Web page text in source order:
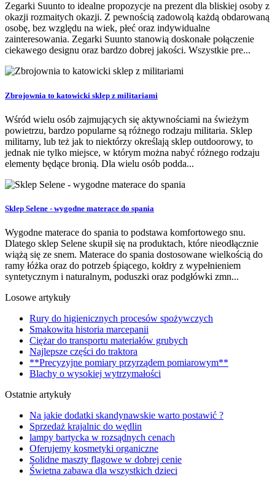
Zegarki Suunto to idealne propozycje na prezent dla bliskiej osoby z
okazji rozmaitych okazji. Z pewnością zadowolą każdą obdarowaną
osobę, bez względu na wiek, płeć oraz indywidualne
zainteresowania. Zegarki Suunto stanowią doskonałe połączenie
ciekawego designu oraz bardzo dobrej jakości. Wszystkie pre...
Zbrojownia to katowicki sklep z militariami
Wśród wielu osób zajmujących się aktywnościami na świeżym
powietrzu, bardzo popularne są różnego rodzaju militaria. Sklep
militarny, lub też jak to niektórzy określają sklep outdoorowy, to
jednak nie tylko miejsce, w którym można nabyć różnego rodzaju
elementy będące bronią. Dla wielu osób podda...
Sklep Selene - wygodne materace do spania
Wygodne materace do spania to podstawa komfortowego snu.
Dlatego sklep Selene skupił się na produktach, które nieodłącznie
wiążą się ze snem. Materace do spania dostosowane wielkością do
ramy łóżka oraz do potrzeb śpiącego, kołdry z wypełnieniem
syntetycznym i naturalnym, poduszki oraz podgłówki zmn...
Losowe artykuły
Rury do higienicznych procesów spożywczych
Smakowita historia marcepanii
Ciężar do transportu materiałów grubych
Najlepsze części do traktora
**Precyzyjne pomiary przyrządem pomiarowym**
Blachy o wysokiej wytrzymałości
Ostatnie artykuły
Na jakie dodatki skandynawskie warto postawić ?
Sprzedaż krajalnic do wędlin
lampy bartycka w rozsądnych cenach
Oferujemy kosmetyki organiczne
Solidne maszty flagowe w dobrej cenie
Świetna zabawa dla wszystkich dzieci